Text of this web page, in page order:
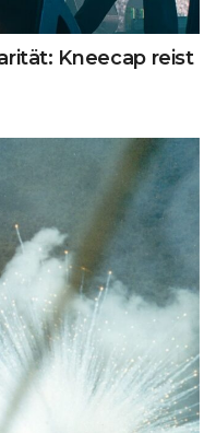
Kneecap reist